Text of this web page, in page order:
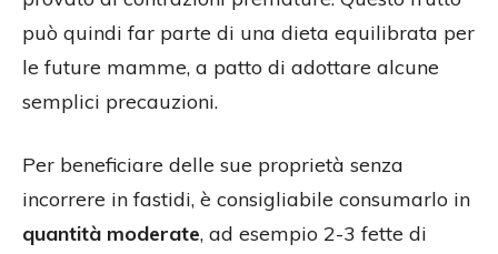
può quindi far parte di una dieta equilibrata per
le future mamme, a patto di adottare alcune
semplici precauzioni.
Per beneficiare delle sue proprietà senza
incorrere in fastidi, è consigliabile consumarlo in
quantità moderate, ad esempio 2-3 fette di